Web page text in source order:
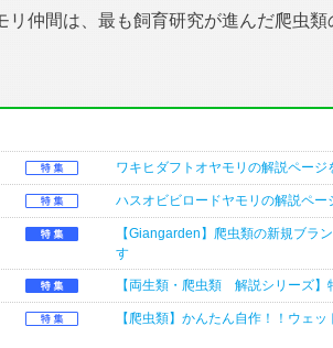
リ仲間は、最も飼育研究が進んだ爬虫類
ワキヒダフトオヤモリの解説ページ
ハスオビビロードヤモリの解説ペー
【Giangarden】爬虫類の新規ブラ
す
【両生類・爬虫類 解説シリーズ】
【爬虫類】かんたん自作！！ウェ